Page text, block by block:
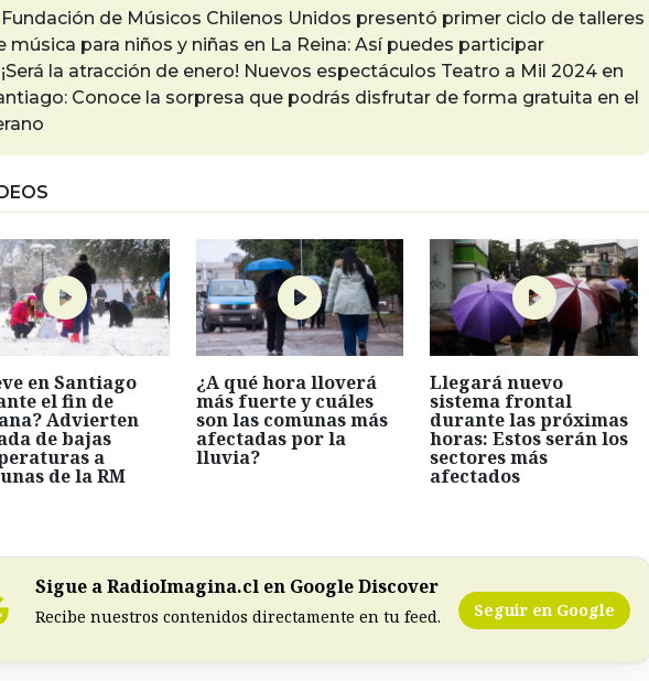
Fundación de Músicos Chilenos Unidos presentó primer ciclo de talleres
música para niños y niñas en La Reina: Así puedes participar
¡Será la atracción de enero! Nuevos espectáculos Teatro a Mil 2024 en
Conoce la sorpresa que podrás disfrutar de forma gratuita en el
en Santiago
el fin de
Advierten
de bajas
a
de la RM
¿A qué hora lloverá
más fuerte y cuáles
son las comunas más
afectadas por la
lluvia?
Llegará nuevo
sistema frontal
durante las próximas
horas: Estos serán los
sectores más
afectados
Sigue a RadioImagina.cl en Google Discover
Recibe nuestros contenidos directamente en tu feed. Seguir en Google